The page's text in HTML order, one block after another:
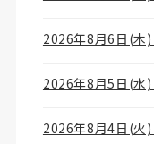
2026年8月6日(
2026年8月5日(
2026年8月4日(